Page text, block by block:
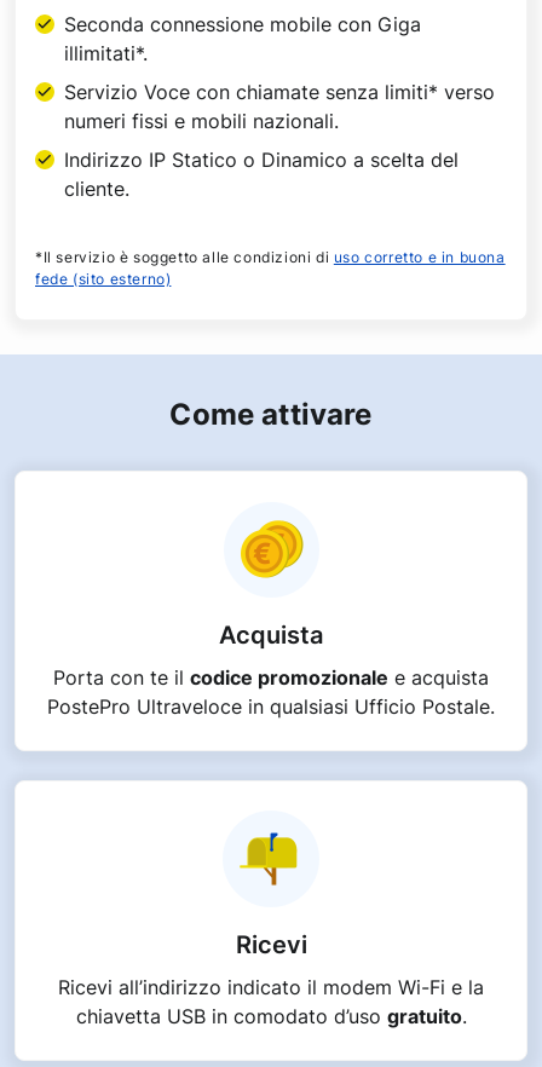
Seconda connessione mobile con Giga
illimitati*.
Servizio Voce con chiamate senza limiti* verso
numeri fissi e mobili nazionali.
Indirizzo IP Statico o Dinamico a scelta del
cliente.
*Il servizio è soggetto alle condizioni di uso corretto e in buona
fede (sito esterno)
Come attivare
Acquista
Porta con te il codice promozionale e acquista
PostePro Ultraveloce in qualsiasi Ufficio Postale.
Ricevi
Ricevi all’indirizzo indicato il modem Wi-Fi e la
chiavetta USB in comodato d’uso gratuito.